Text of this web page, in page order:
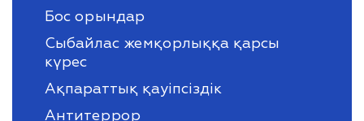
Бос орындар
Сыбайлас жемқорлыққа қарсы
күрес
Ақпараттық қауіпсіздік
Антитеррор